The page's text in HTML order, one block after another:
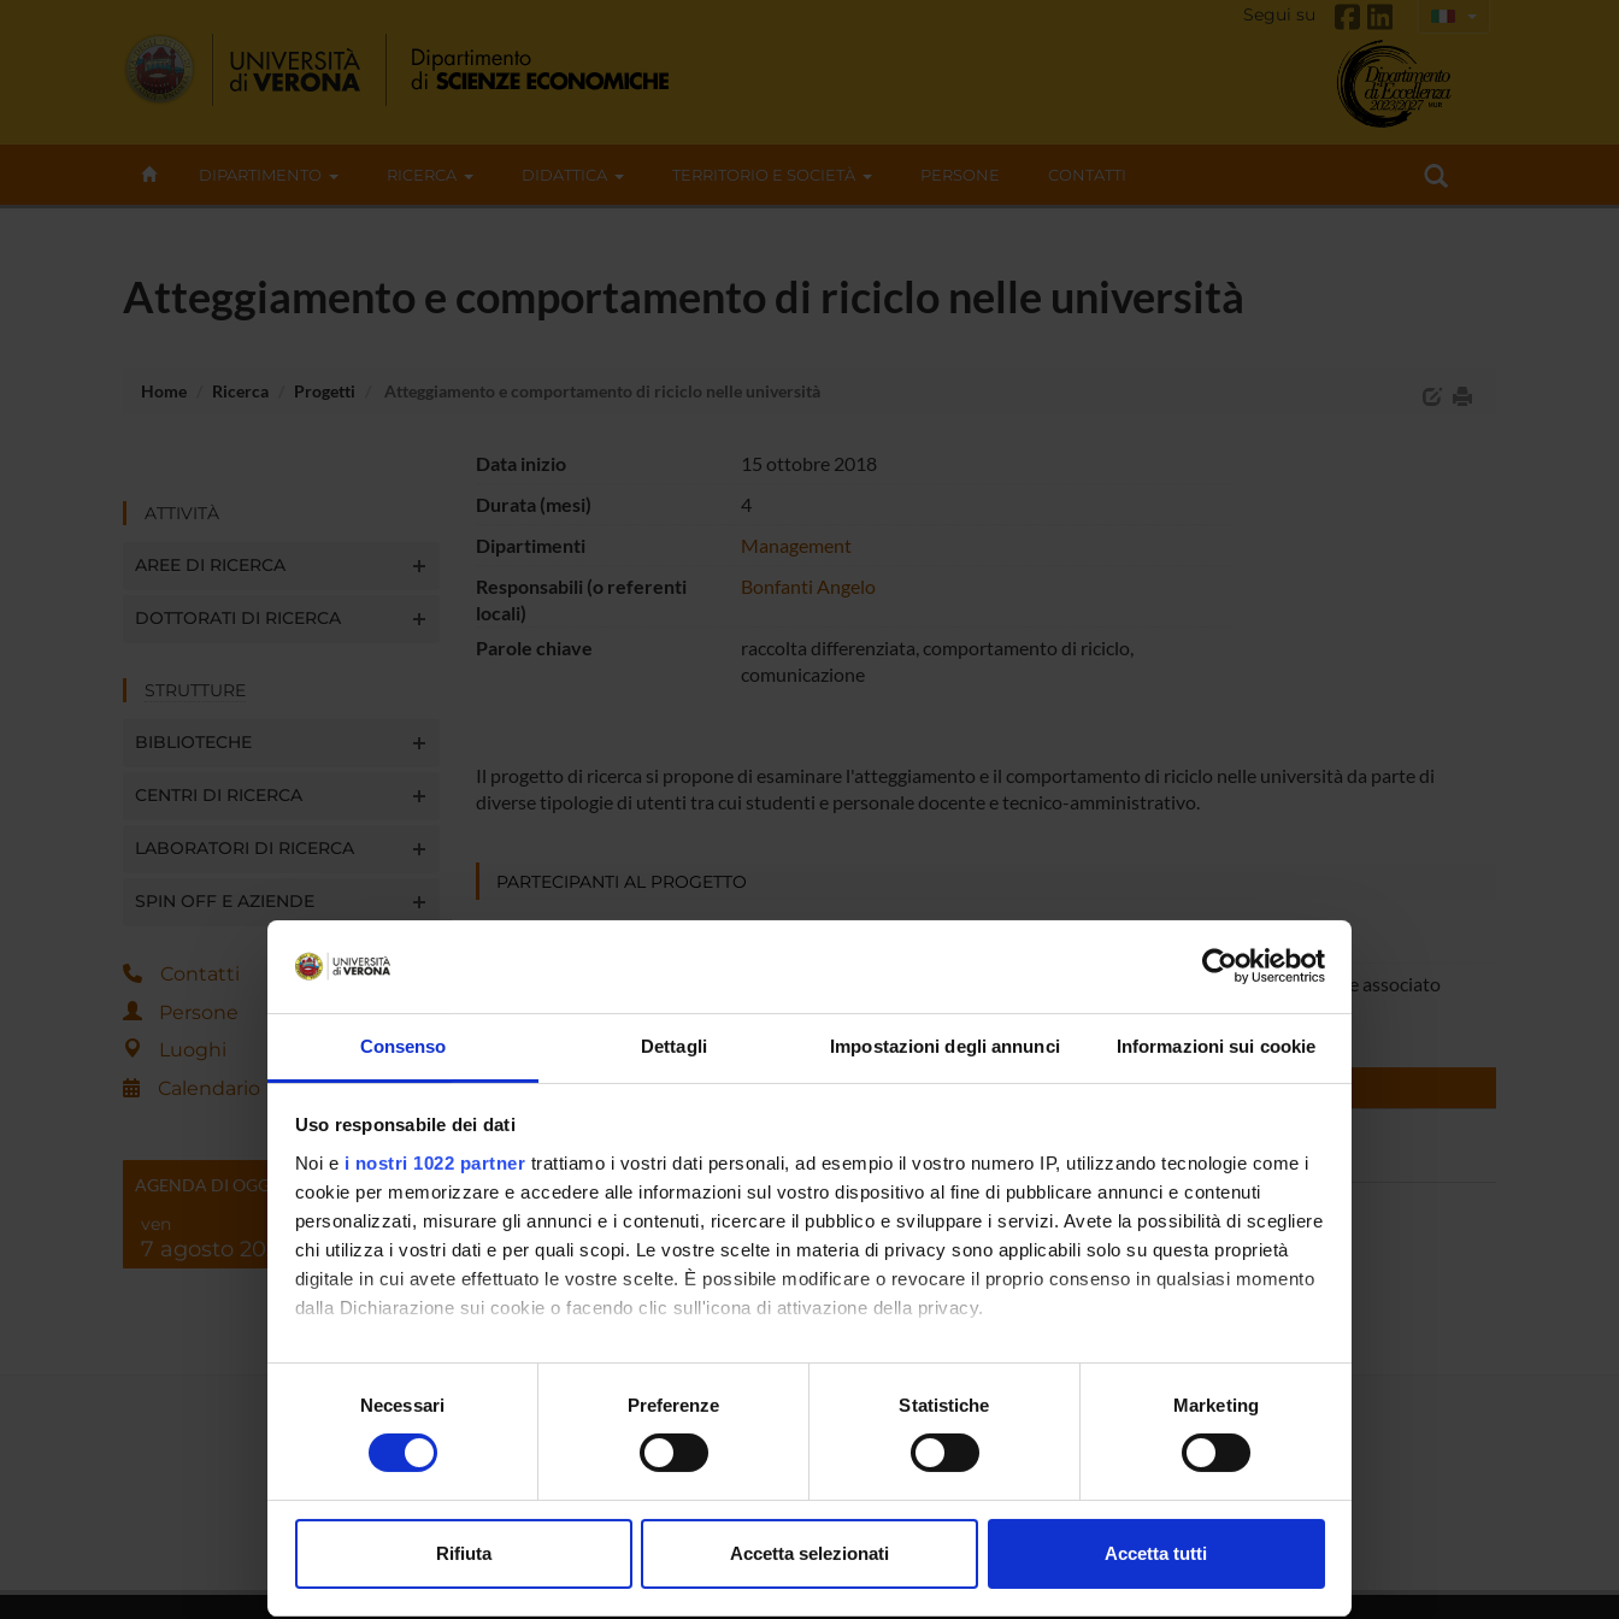
Consenso Dettagli Impostazioni degli annunci Informazioni sui cookie
Uso responsabile dei dati
Noi e i nostri 1022 partner trattiamo i vostri dati personali, ad esempio il vostro numero IP, utilizzando tecnologie come i
cookie per memorizzare e accedere alle informazioni sul vostro dispositivo al fine di pubblicare annunci e contenuti
personalizzati, misurare gli annunci e i contenuti, ricercare il pubblico e sviluppare i servizi. Avete la possibilità di scegliere
chi utilizza i vostri dati e per quali scopi. Le vostre scelte in materia di privacy sono applicabili solo su questa proprietà
digitale in cui avete effettuato le vostre scelte. È possibile modificare o revocare il proprio consenso in qualsiasi momento
dalla Dichiarazione sui cookie o facendo clic sull'icona di attivazione della privacy.
Con il tuo consenso, vorremmo anche:
raccogliere informazioni sulla tua posizione geografica, con un'approssimazione di qualche metro,
digitali).
modificare o ritirare il tuo consenso in qualsiasi momento dalla Dichiarazione sui cookie.
Necessari Preferenze Statistiche Marketing
Rifiuta Accetta selezionati Accetta tutti
Segui su
DIPARTIMENTO RICERCA DIDATTICA TERRITORIO E SOCIETÀ PERSONE CONTATTI
Atteggiamento e comportamento di riciclo nelle università
Home Ricerca Progetti Atteggiamento e comportamento di riciclo nelle università
ATTIVITÀ
AREE DI RICERCA
DOTTORATI DI RICERCA
STRUTTURE
BIBLIOTECHE
CENTRI DI RICERCA
LABORATORI DI RICERCA
SPIN OFF E AZIENDE
Contatti
Persone
Luoghi
Calendario
AGENDA DI OGGI
ven
7 agosto 2026
Data inizio
15 ottobre 2018
Durata (mesi)
4
Dipartimenti
Management
Responsabili (o referenti
locali)
Bonfanti Angelo
Parole chiave
raccolta differenziata, comportamento di riciclo,
comunicazione
Il progetto di ricerca si propone di esaminare l'atteggiamento e il comportamento di riciclo nelle università da parte di
diverse tipologie di utenti tra cui studenti e personale docente e tecnico-amministrativo.
PARTECIPANTI AL PROGETTO
Professore associato
AREE DI RICERCA COINVOLTE DAL PROGETTO
Gestione dei servizi
Service management